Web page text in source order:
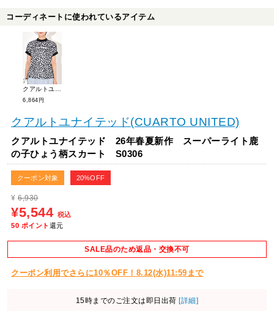
コーディネートに使われているアイテム
6,864円
クアルトユナイテッド(CUARTO UNITED)
クアルトユナイテッド 26年春夏新作 スーパーライト鹿
の子ひょう柄スカート S0306
クーポン対象 20%OFF
¥ 6,930
¥5,544 税込
50 ポイント 還元
SALE品のため返品・交換不可
クーポン利用でさらに10％OFF！8.12(水)11:59まで
15時までのご注文は即日出荷 [詳細]